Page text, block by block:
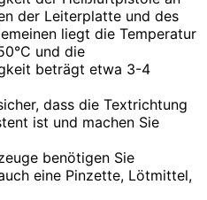
der Leiterplatte und des
liegt die Temperatur
und die
beträgt etwa 3-4
dass die Textrichtung
ist und machen Sie
benötigen Sie
eine Pinzette, Lötmittel,